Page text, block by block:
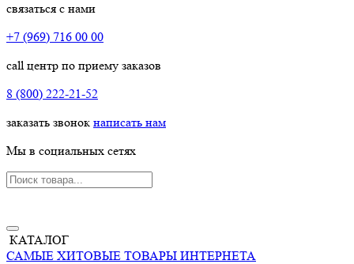
связаться с нами
+7 (969) 716 00 00
call центр по приему заказов
8 (800) 222-21-52
заказать звонок написать нам
Мы в социальных сетях
КАТАЛОГ
САМЫЕ ХИТОВЫЕ ТОВАРЫ ИНТЕРНЕТА